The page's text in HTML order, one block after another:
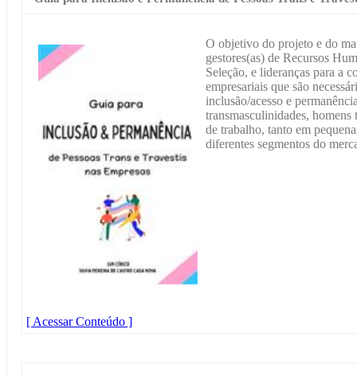
O objetivo do projeto e do
gestores(as) de Recursos
Seleção, e lideranças para a
empresariais que são
inclusão/acesso e
transmasculinidades, homens
de trabalho, tanto em
diferentes segmentos do
[ Acessar Conteúdo ]